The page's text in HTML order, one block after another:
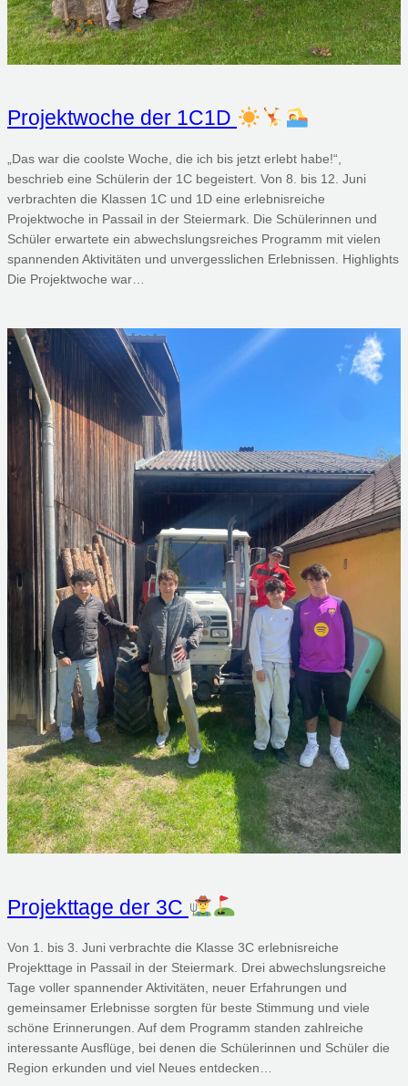
Projektwoche der 1C1D
„Das war die coolste Woche, die ich bis jetzt erlebt habe!“,
beschrieb eine Schülerin der 1C begeistert. Von 8. bis 12. Juni
verbrachten die Klassen 1C und 1D eine erlebnisreiche
Projektwoche in Passail in der Steiermark. Die Schülerinnen und
Schüler erwartete ein abwechslungsreiches Programm mit vielen
spannenden Aktivitäten und unvergesslichen Erlebnissen. Highlights
Die Projektwoche war…
Projekttage der 3C
Von 1. bis 3. Juni verbrachte die Klasse 3C erlebnisreiche
Projekttage in Passail in der Steiermark. Drei abwechslungsreiche
Tage voller spannender Aktivitäten, neuer Erfahrungen und
gemeinsamer Erlebnisse sorgten für beste Stimmung und viele
schöne Erinnerungen. Auf dem Programm standen zahlreiche
interessante Ausflüge, bei denen die Schülerinnen und Schüler die
Region erkunden und viel Neues entdecken…